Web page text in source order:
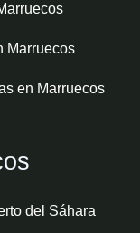
Marruecos
en Marruecos
del Sáhara